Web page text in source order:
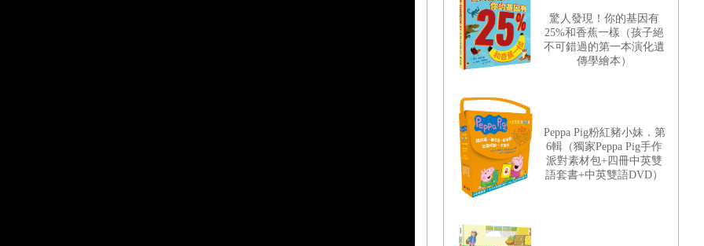
驚人發現！你的基因有
25%和香蕉一樣（孩子絕
不可錯過的第一本演化遺
傳學繪本）
Peppa Pig粉紅豬小妹．第
6輯（獨家Peppa Pig手作
派對素材包+四冊中英雙
語套書+中英雙語DVD）